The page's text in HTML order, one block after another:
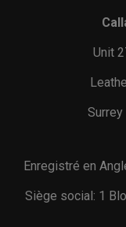
Unit
Surrey
Enregistré en
Siège social: 1